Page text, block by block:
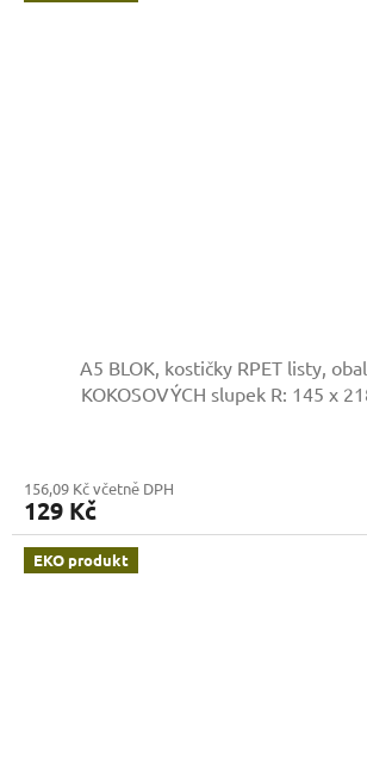
A5 BLOK, kostičky RPET listy,
KOKOSOVÝCH slupek R: 145 x
156,09 Kč včetně DPH
129 Kč
EKO produkt